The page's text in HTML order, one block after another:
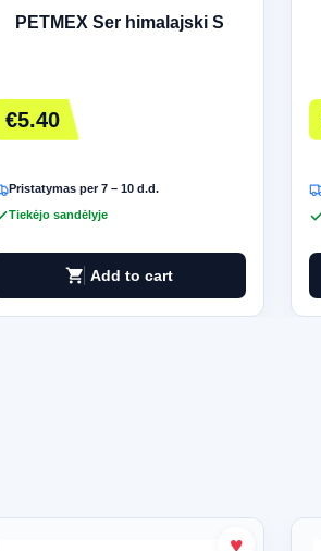
PETMEX Ser himalajski S
€5.40
Pristatymas per 7 – 10 d.d.
Tiekėjo sandėlyje
shopping_cart Add to cart